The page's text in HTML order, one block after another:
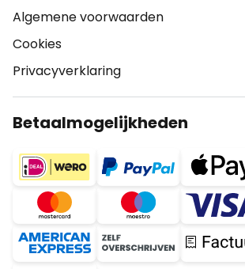
Algemene voorwaarden
Cookies
Privacyverklaring
Betaalmogelijkheden